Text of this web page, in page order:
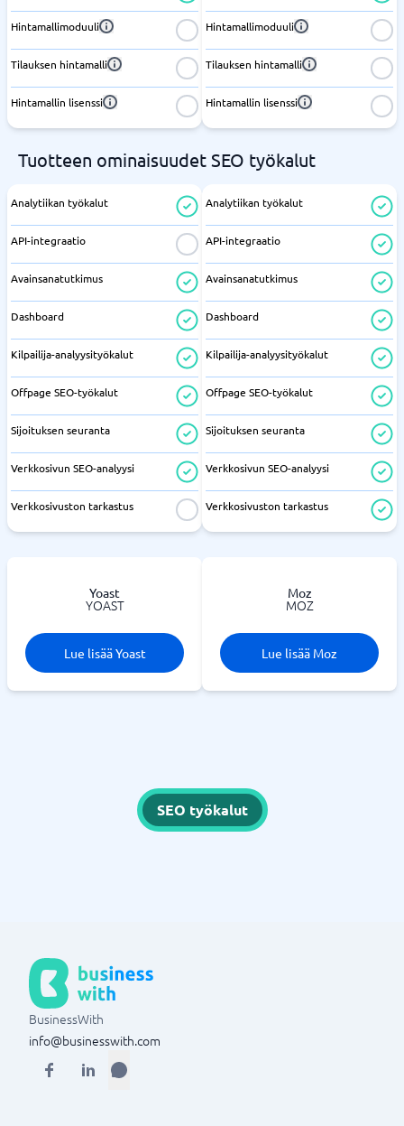
Hintamallimoduuli
Tilauksen hintamalli
Hintamallin lisenssi
Hintamallimoduuli
Tilauksen hintamalli
Hintamallin lisenssi
Tuotteen ominaisuudet SEO työkalut
Analytiikan työkalut
API-integraatio
Avainsanatutkimus
Dashboard
Kilpailija-analyysityökalut
Offpage SEO-työkalut
Sijoituksen seuranta
Verkkosivun SEO-analyysi
Verkkosivuston tarkastus
Analytiikan työkalut
API-integraatio
Avainsanatutkimus
Dashboard
Kilpailija-analyysityökalut
Offpage SEO-työkalut
Sijoituksen seuranta
Verkkosivun SEO-analyysi
Verkkosivuston tarkastus
Yoast
YOAST
Lue lisää Yoast
Moz
MOZ
Lue lisää Moz
SEO työkalut
BusinessWith
info@businesswith.com